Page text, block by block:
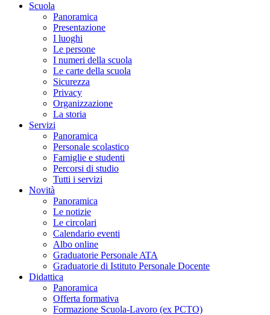
Scuola
Panoramica
Presentazione
I luoghi
Le persone
I numeri della scuola
Le carte della scuola
Sicurezza
Privacy
Organizzazione
La storia
Servizi
Panoramica
Personale scolastico
Famiglie e studenti
Percorsi di studio
Tutti i servizi
Novità
Panoramica
Le notizie
Le circolari
Calendario eventi
Albo online
Graduatorie Personale ATA
Graduatorie di Istituto Personale Docente
Didattica
Panoramica
Offerta formativa
Formazione Scuola-Lavoro (ex PCTO)